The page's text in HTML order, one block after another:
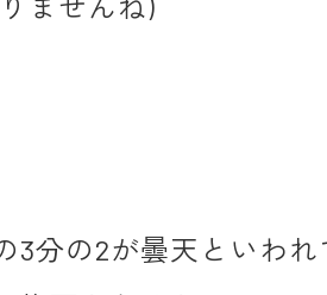
3分の2が曇天といわれ